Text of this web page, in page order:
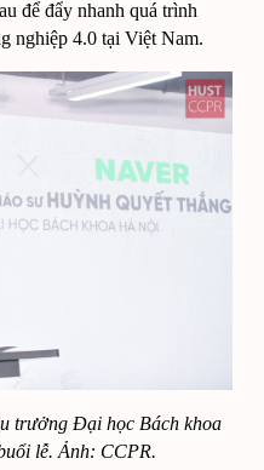
để đẩy nhanh quá trình
nghiệp 4.0 tại Việt Nam.
trưởng Đại học Bách khoa
lễ. Ảnh: CCPR.